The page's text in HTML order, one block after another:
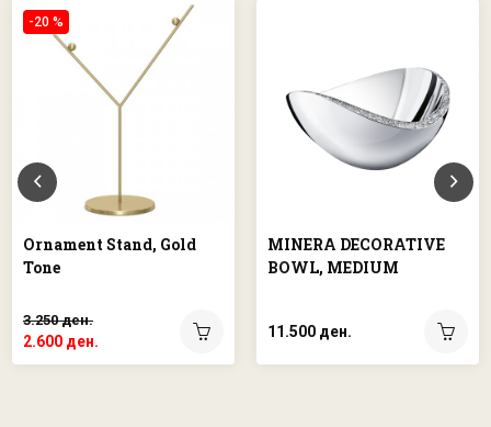
-20 %
Ornament Stand, Gold
Tone
3.250 ден.
2.600 ден.
MINERA DECORATIVE
BOWL, MEDIUM
11.500 ден.